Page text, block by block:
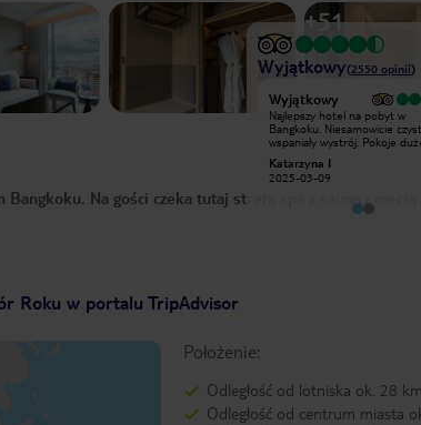
+51
Wyjątkowy(2550 opinii)
Wyjątkowy
Bardzo ładny hotel, przemiła obsługa
się również basen. Jeszcze raz
polecam, pokoje czyste i
Wyjątkowy
Najlepszy hotel na pobyt w
Bangkoku. Niesamowicie
wspaniały wystrój. Pokoje
Obsługa na najwyższym
bardzo miła i pomocna.
okazję nocować w innych
Katarzyna I
2025-03-09
Na gości czeka tutaj strefa spa z sauną i ofertą
Roku w portalu TripAdvisor
Położenie:
Odległość od lotniska ok. 28 km
Odległość od centrum miasta